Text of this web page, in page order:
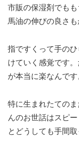
市販の保湿剤でもも
馬油の伸びの良さも
指ですくって手の
けていく感覚です
が本当に楽なんです
特に生まれたての
んのお世話はスピ
とどうしても手間取